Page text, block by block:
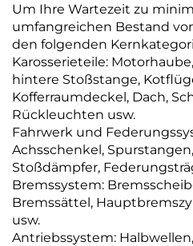
Um Ihre Wartezeit zu
umfangreichen Bestand
den folgenden
Karosserieteile:
hintere Stoßstange,
Kofferraumdeckel, Dach,
Rückleuchten usw.
Fahrwerk und
Achsschenkel,
Stoßdämpfer,
Bremssystem:
Bremssättel,
usw.
Antriebssystem: